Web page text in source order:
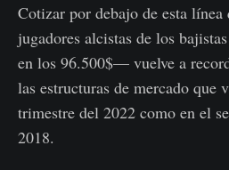
Cotizar por debajo de esta
jugadores alcistas de los
en los 96.500$— vuelve a
las estructuras de mercado que
trimestre del 2022 como en el
2018.